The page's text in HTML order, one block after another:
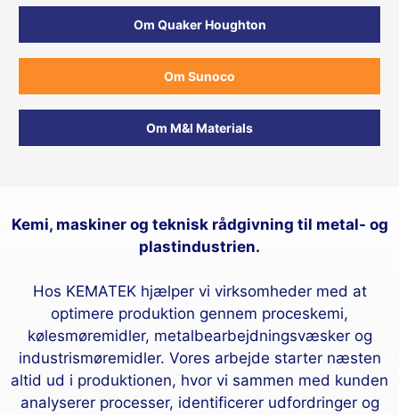
Om Quaker Houghton
Om Sunoco
Om M&I Materials
Kemi, maskiner og teknisk rådgivning til metal- og
plastindustrien.
Hos KEMATEK hjælper vi virksomheder med at
optimere produktion gennem proceskemi,
kølesmøremidler, metalbearbejdningsvæsker og
industrismøremidler. Vores arbejde starter næsten
altid ud i produktionen, hvor vi sammen med kunden
analyserer processer, identificerer udfordringer og